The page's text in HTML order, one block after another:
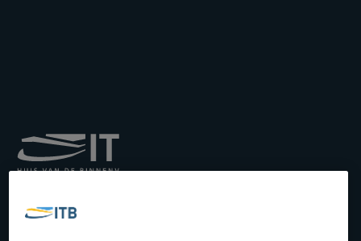
Transport by Inland